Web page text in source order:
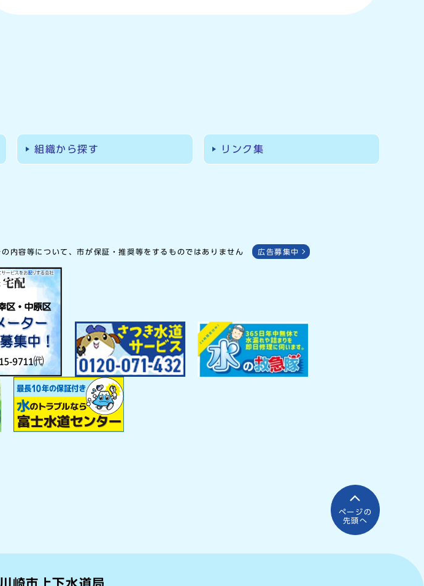
組織から探す リンク集
内容等について、市が保証・推奨等をするものではありません 広告募集中
ページの
先頭へ
川崎市上下水道局